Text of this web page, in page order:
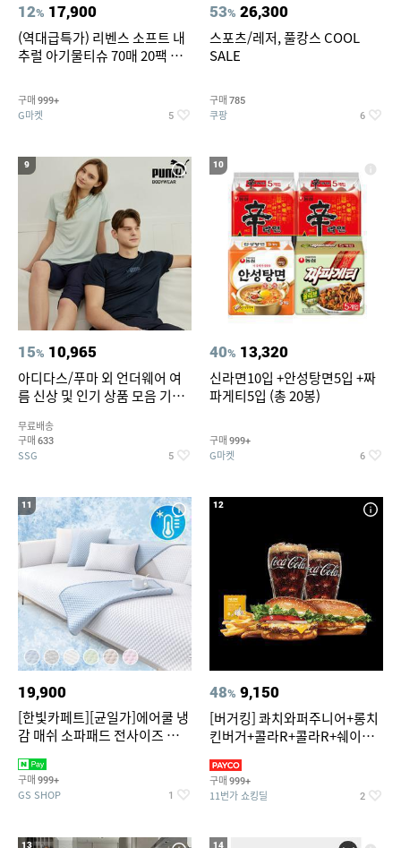
12% 17,900
(역대급특가) 리벤스 소프트 내
추럴 아기물티슈 70매 20팩 캡
구매 999+
G마켓 5
53% 26,300
스포츠/레저, 풀캉스 COOL
SALE
구매 785
쿠팡 6
9
15% 10,965
아디다스/푸마 외 언더웨어 여
름 신상 및 인기 상품 모음 기획
무료배송
구매 633
SSG 5
10
40% 13,320
신라면10입 +안성탕면5입 +짜
파게티5입 (총 20봉)
구매 999+
G마켓 6
11
19,900
[한빛카페트][균일가]에어쿨 냉
감 매쉬 소파패드 전사이즈 균일
구매 999+
GS SHOP 1
12
48% 9,150
[버거킹] 콰치와퍼주니어+롱치
킨버거+콜라R+콜라R+쉐이킹
구매 999+
11번가 쇼킹딜 2
13 14